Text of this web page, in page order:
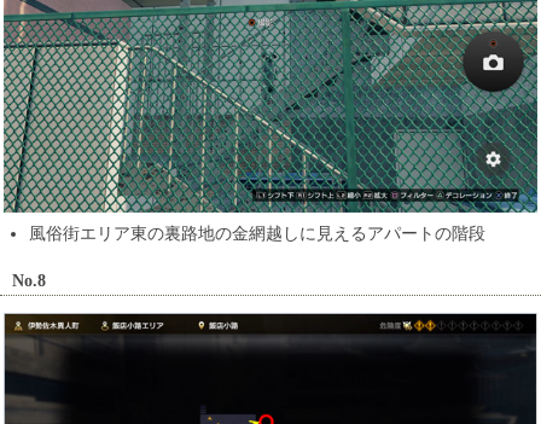
風俗街エリア東の裏路地の金網越しに見えるアパートの階段
No.8